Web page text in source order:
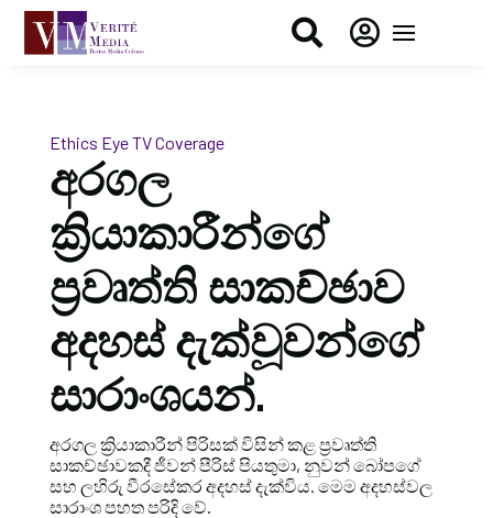
 
Ethics EyeTV Coverage
අරගල
ක්‍රියාකාරීන්ගේ
ප්‍රවෘත්ති සාකච්ඡාව
අදහස් දැක්වූවන්ගේ
සාරාංශයන්.
අරගල ක්‍රියාකාරීන් පිරිසක් විසින් කළ ප්‍රවෘත්ති
සාකච්ඡාවකදී ජීවන් පීරිස් පියතුමා, නුවන් බෝපගේ
සහ ලහිරු වීරසේකර අදහස් දැක්විය. මෙම අදහස්වල
සාරාංශ පහත පරිදි වේ.